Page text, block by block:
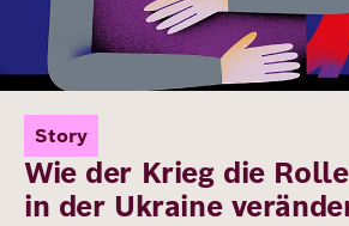
Story
Wie der Krieg die
in der Ukraine